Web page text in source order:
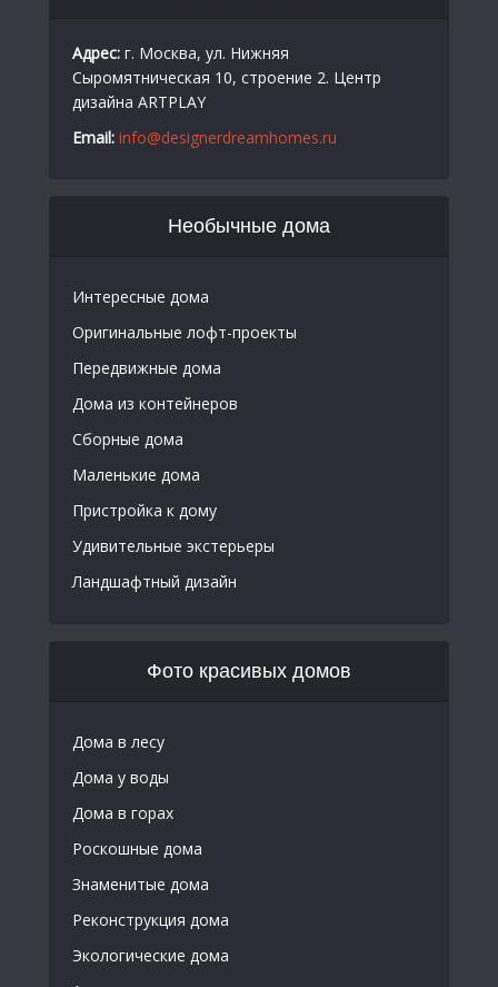
Адрес: г. Москва, ул. Нижняя
Сыромятническая 10, строение 2. Центр
дизайна ARTPLAY
Email: info@designerdreamhomes.ru
Необычные дома
Интересные дома
Оригинальные лофт-проекты
Передвижные дома
Дома из контейнеров
Сборные дома
Маленькие дома
Пристройка к дому
Удивительные экстерьеры
Ландшафтный дизайн
Фото красивых домов
Дома в лесу
Дома у воды
Дома в горах
Роскошные дома
Знаменитые дома
Реконструкция дома
Экологические дома